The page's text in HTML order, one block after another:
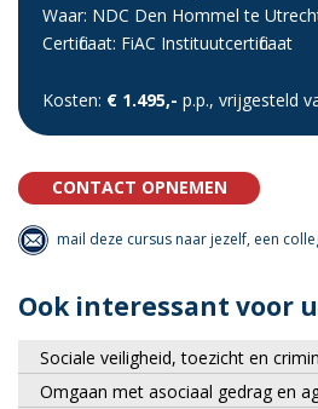
Waar: NDC Den Hommel te
Certificaat: FiAC Instituutcertificaat
Kosten: € 1.495,- p.p., vrijgesteld
CONTACT OPNEMEN
mail deze cursus naar jezelf, een
Ook interessant voor u
Sociale veiligheid, toezicht en
Omgaan met asociaal gedrag en